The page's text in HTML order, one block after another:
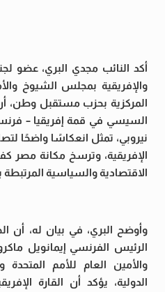
أكد النائب مجدي البري، عضو
والإفريقية بمجلس الشيوخ
المركزية بحزب مستقبل وطن،
السيسي في قمة إفريقيا –
نيروبي، تمثل انعكاسًا واضحًا
الإفريقية، وترسخ مكانة مصر
الاقتصادية والسياسية
وأوضح البري، في بيان له، أن
الرئيس الفرنسي إيمانويل
والأمين العام للأمم
الدولية، يؤكد أن القارة